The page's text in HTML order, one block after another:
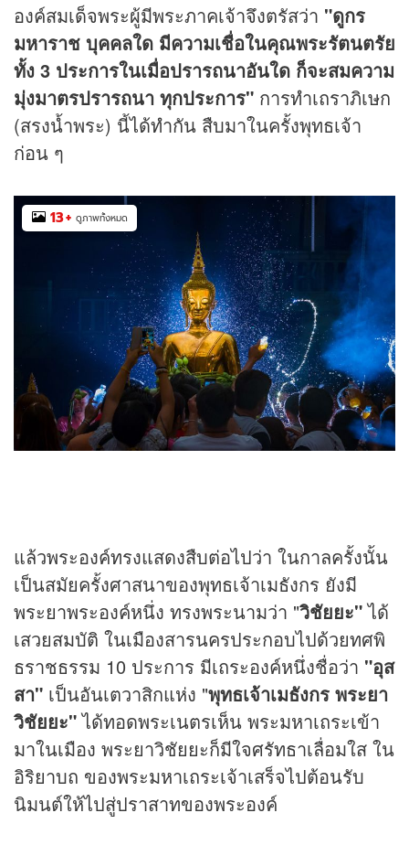
องค์สมเด็จพระผู้มีพระภาคเจ้าจึงตรัสว่า "ดูกร
มหาราช บุคคลใด มีความเชื่อในคุณพระรัตนตรัย
ทั้ง 3 ประการในเมื่อปรารถนาอันใด ก็จะสมความ
มุ่งมาตรปรารถนา ทุกประการ" การทำเถราภิเษก
(สรงน้ำพระ) นี้ได้ทำกัน สืบมาในครั้งพุทธเจ้า
ก่อน ๆ
13+ ดูภาพทั้งหมด
แล้วพระองค์ทรงแสดงสืบต่อไปว่า ในกาลครั้งนั้น
เป็นสมัยครั้งศาสนาของพุทธเจ้าเมธังกร ยังมี
พระยาพระองค์หนึ่ง ทรงพระนามว่า "วิชัยยะ"ได้
เสวยสมบัติ ในเมืองสารนครประกอบไปด้วยทศพิ
ธราชธรรม 10 ประการ มีเถระองค์หนึ่งชื่อว่า "อุส
สา" เป็นอันเตวาสิกแห่ง "พุทธเจ้าเมธังกร พระยา
วิชัยยะ"ได้ทอดพระเนตรเห็น พระมหาเถระเข้า
มาในเมือง พระยาวิชัยยะก็มีใจศรัทธาเลื่อมใส ใน
อิริยาบถ ของพระมหาเถระเจ้าเสร็จไปต้อนรับ
นิมนต์ให้ไปสู่ปราสาทของพระองค์